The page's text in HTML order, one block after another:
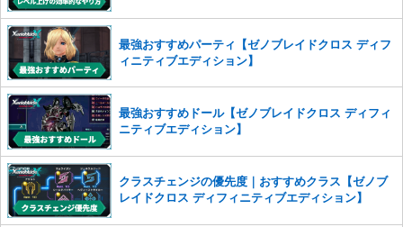
また、過度な利用規約の違反や、弊社に損害の及ぶ内容の書き込みがあ
った場合は、法的措置をとらせていただく場合もございますので、あら
かじめご理解くださいませ。最強おすすめパーティ【ゼノブレイドクロス ディフ
ィニティブエディション】
最強おすすめドール【ゼノブレイドクロス ディフィ
ニティブエディション】
クラスチェンジの優先度｜おすすめクラス【ゼノブ
レイドクロス ディフィニティブエディション】